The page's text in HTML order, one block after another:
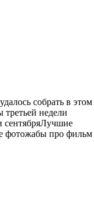
собрать в этом
недели
сентябряЛучшие
фотожабы про фильм